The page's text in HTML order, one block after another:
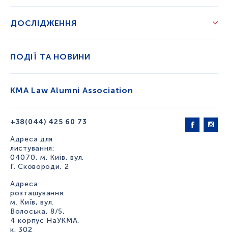
+38(044) 425 60 73
Адреса для
листування:
04070, м. Київ, вул.
Г. Сковороди, 2
Адреса
розташування:
м. Київ, вул.
Волоська, 8/5,
4 корпус НаУКМА,
к. 302
ДОСЛІДЖЕННЯ
ПОДІЇ ТА НОВИНИ
KMA Law Alumni Association